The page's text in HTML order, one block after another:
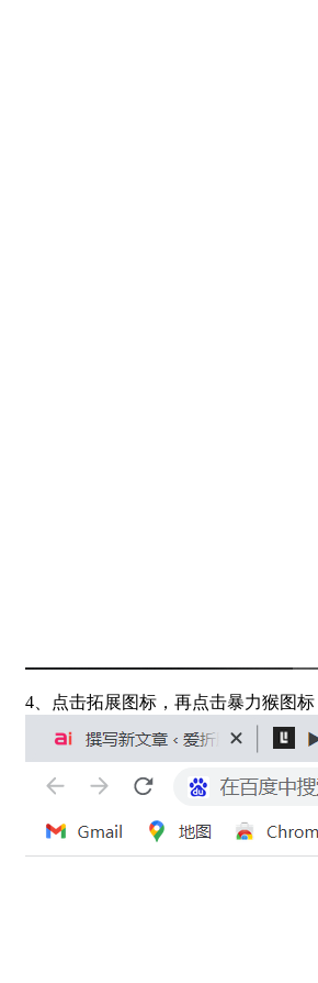
4、点击拓展图标，再点击暴力猴图标